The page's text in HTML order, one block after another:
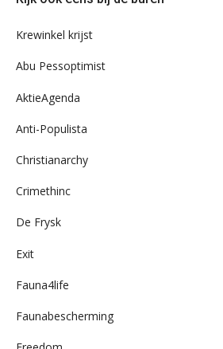
Krewinkel krijst
Abu Pessoptimist
AktieAgenda
Anti-Populista
Christianarchy
Crimethinc
De Frysk
Exit
Fauna4life
Faunabescherming